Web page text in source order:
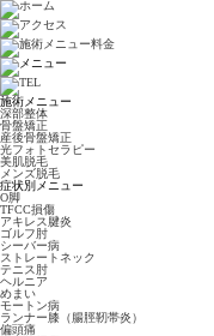
施術メニュー
深部整体
骨盤矯正
産後骨盤矯正
光フォトセラピー
美肌脱毛
メンズ脱毛
症状別メニュー
O脚
TFCC損傷
アキレス腱炎
ゴルフ肘
シーバー病
ストレートネック
テニス肘
ヘルニア
めまい
モートン病
ランナー膝（腸脛靭帯炎）
偏頭痛